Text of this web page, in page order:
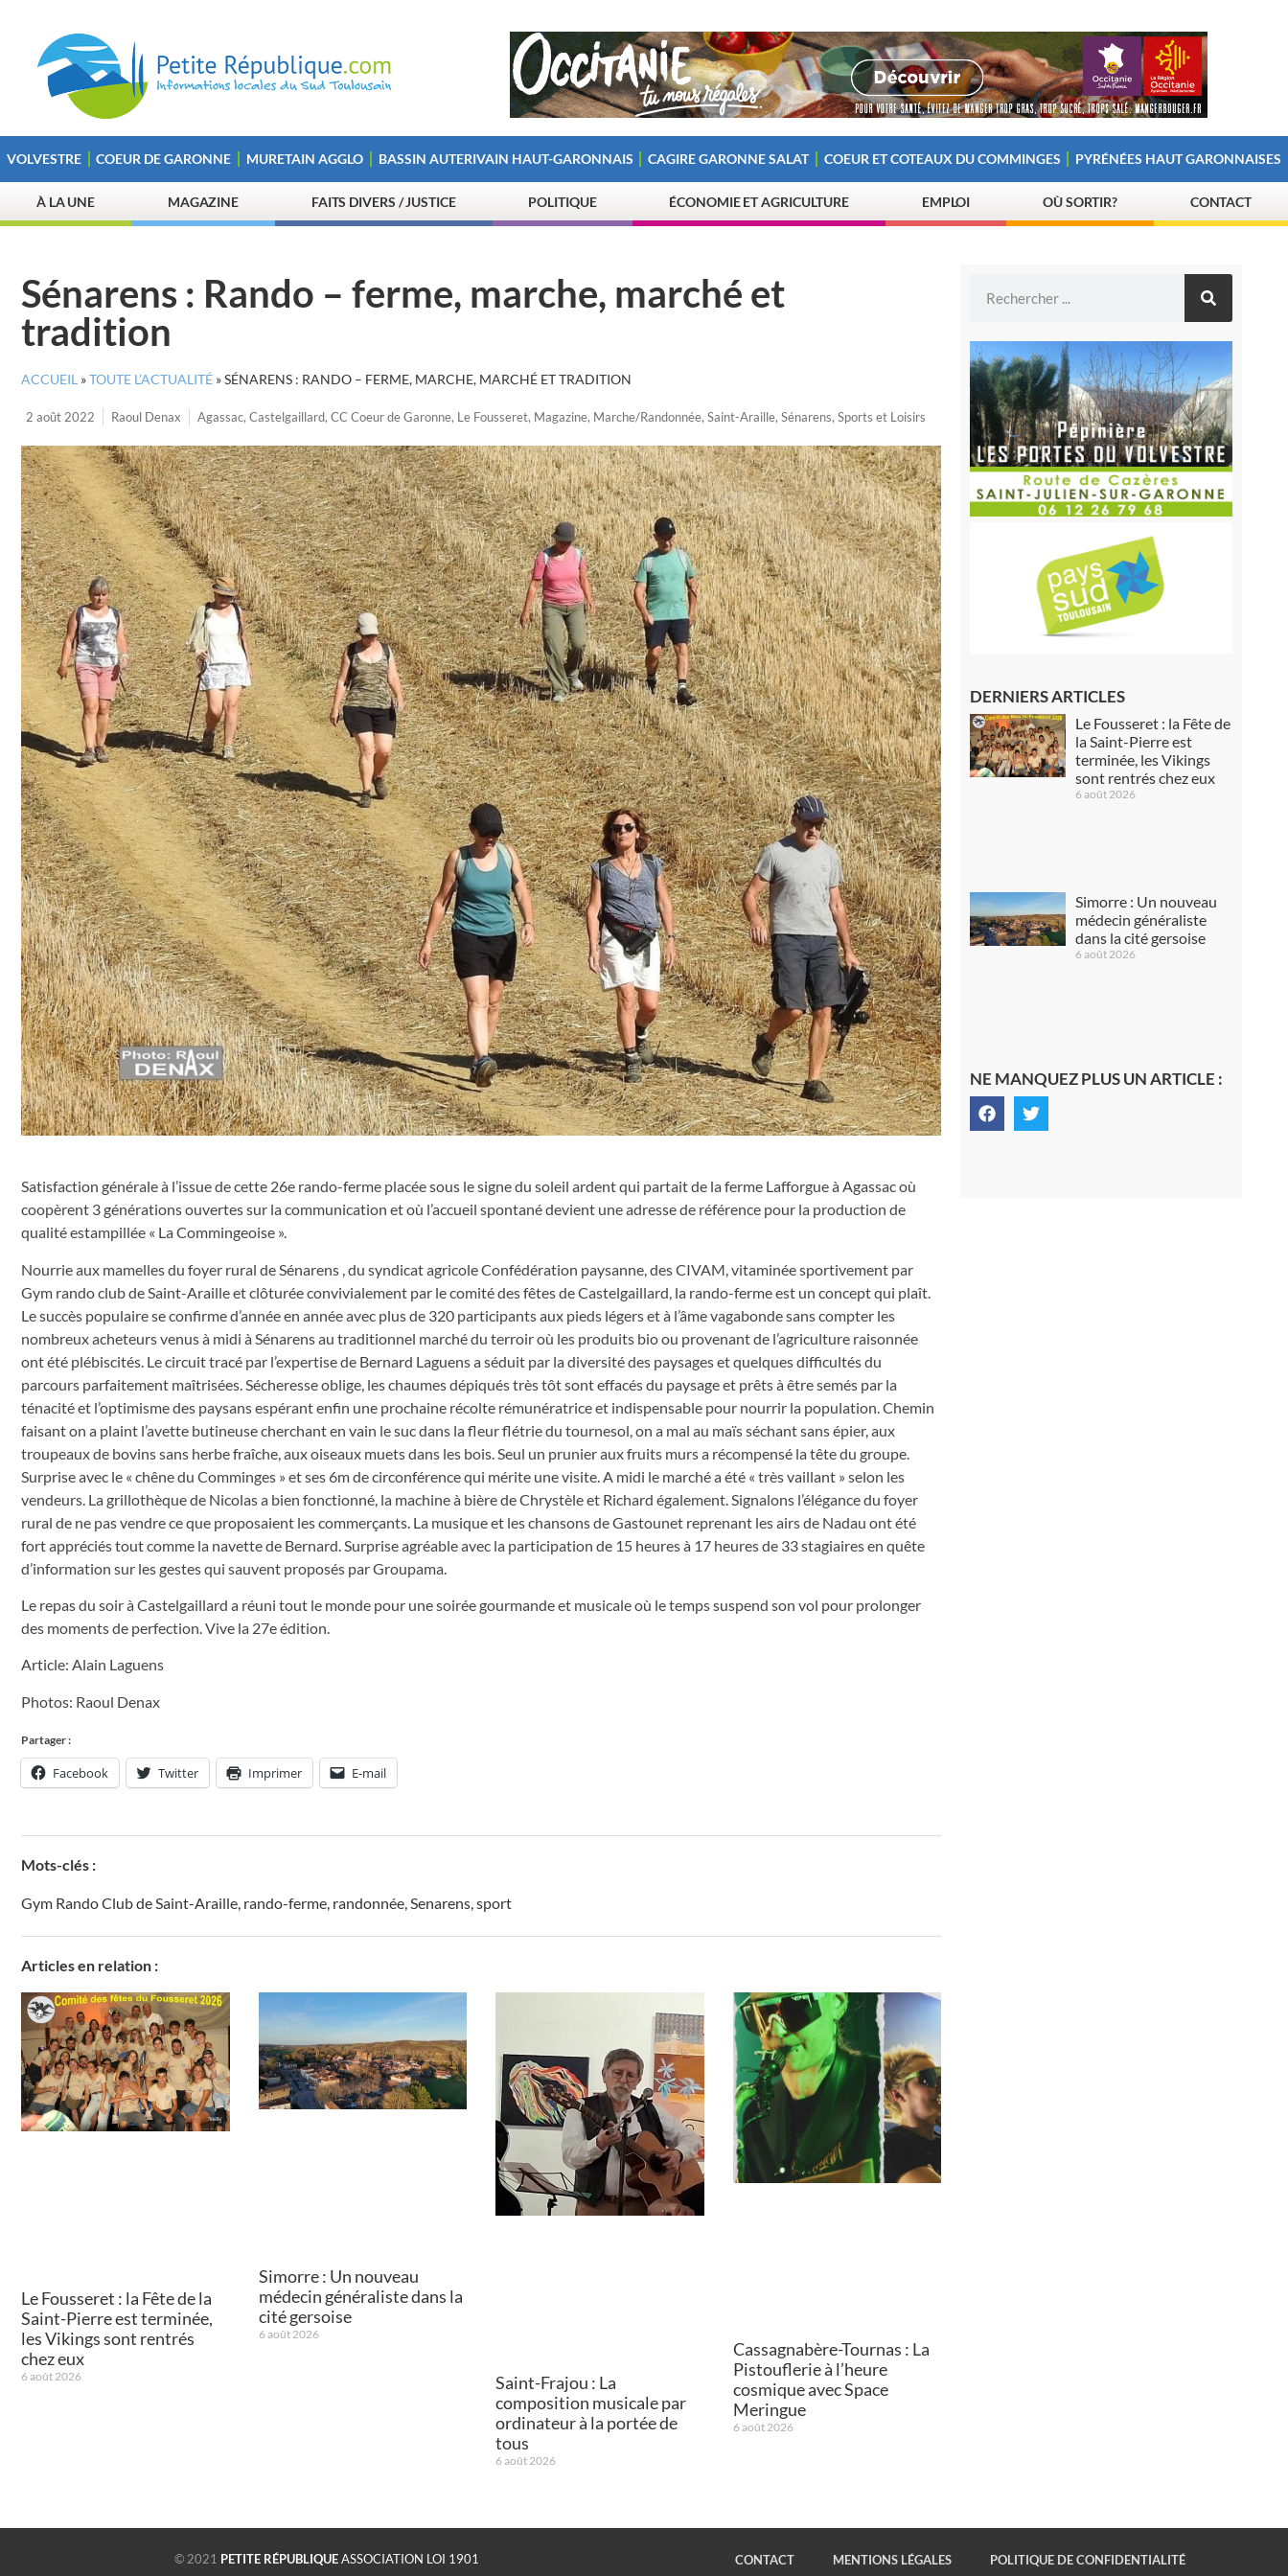
VOLVESTRE COEUR DE GARONNE MURETAIN AGGLO BASSIN AUTERIVAIN HAUT-GARONNAIS CAGIRE GARONNE SALAT COEUR ET COTEAUX DU COMMINGES PYRÉNÉES HAUT GARONNAISES
À LA UNE MAGAZINE FAITS DIVERS / JUSTICE POLITIQUE ÉCONOMIE ET AGRICULTURE EMPLOI OÙ SORTIR? CONTACT
Sénarens : Rando – ferme, marche, marché et
tradition
ACCUEIL »TOUTE L’ACTUALITÉ »SÉNARENS : RANDO – FERME, MARCHE, MARCHÉ ET TRADITION
2 août 2022 Raoul Denax Agassac, Castelgaillard, CC Coeur de Garonne, Le Fousseret, Magazine, Marche/Randonnée, Saint-Araille, Sénarens, Sports et Loisirs
Satisfaction générale à l’issue de cette 26e rando-ferme placée sous le signe du soleil ardent qui partait de la ferme Lafforgue à Agassac où
coopèrent 3 générations ouvertes sur la communication et où l’accueil spontané devient une adresse de référence pour la production de
qualité estampillée « La Commingeoise ».
Nourrie aux mamelles du foyer rural de Sénarens , du syndicat agricole Confédération paysanne, des CIVAM, vitaminée sportivement par
Gym rando club de Saint-Araille et clôturée convivialement par le comité des fêtes de Castelgaillard, la rando-ferme est un concept qui plaît.
Le succès populaire se confirme d’année en année avec plus de 320 participants aux pieds légers et à l’âme vagabonde sans compter les
nombreux acheteurs venus à midi à Sénarens au traditionnel marché du terroir où les produits bio ou provenant de l’agriculture raisonnée
ont été plébiscités. Le circuit tracé par l’expertise de Bernard Laguens a séduit par la diversité des paysages et quelques difficultés du
parcours parfaitement maîtrisées. Sécheresse oblige, les chaumes dépiqués très tôt sont effacés du paysage et prêts à être semés par la
ténacité et l’optimisme des paysans espérant enfin une prochaine récolte rémunératrice et indispensable pour nourrir la population. Chemin
faisant on a plaint l’avette butineuse cherchant en vain le suc dans la fleur flétrie du tournesol, on a mal au maïs séchant sans épier, aux
troupeaux de bovins sans herbe fraîche, aux oiseaux muets dans les bois. Seul un prunier aux fruits murs a récompensé la tête du groupe.
Surprise avec le « chêne du Comminges » et ses 6m de circonférence qui mérite une visite. A midi le marché a été « très vaillant » selon les
vendeurs. La grillothèque de Nicolas a bien fonctionné, la machine à bière de Chrystèle et Richard également. Signalons l’élégance du foyer
rural de ne pas vendre ce que proposaient les commerçants. La musique et les chansons de Gastounet reprenant les airs de Nadau ont été
fort appréciés tout comme la navette de Bernard. Surprise agréable avec la participation de 15 heures à 17 heures de 33 stagiaires en quête
d’information sur les gestes qui sauvent proposés par Groupama.
Le repas du soir à Castelgaillard a réuni tout le monde pour une soirée gourmande et musicale où le temps suspend son vol pour prolonger
des moments de perfection. Vive la 27e édition.
Article: Alain Laguens
Photos: Raoul Denax
Partager :
Facebook Twitter Imprimer E-mail
Mots-clés :
Gym Rando Club de Saint-Araille, rando-ferme, randonnée,Senarens,sport
Articles en relation :
Le Fousseret : la Fête de la
Saint-Pierre est terminée,
les Vikings sont rentrés
chez eux
6 août 2026
Simorre : Un nouveau
médecin généraliste dans la
cité gersoise
6 août 2026
Saint-Frajou : La
composition musicale par
ordinateur à la portée de
tous
6 août 2026
Cassagnabère-Tournas : La
Pistouflerie à l’heure
cosmique avec Space
Meringue
6 août 2026
DERNIERS ARTICLES
Le Fousseret : la Fête de
la Saint-Pierre est
terminée, les Vikings
sont rentrés chez eux
6 août 2026
Simorre : Un nouveau
médecin généraliste
dans la cité gersoise
6 août 2026
NE MANQUEZ PLUS UN ARTICLE :
© 2021 PETITE RÉPUBLIQUEASSOCIATION LOI 1901 CONTACT MENTIONS LÉGALES POLITIQUE DE CONFIDENTIALITÉ